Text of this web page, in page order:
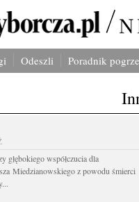
Odeszli Poradnik
głębokiego współczucia dla
Miedzianowskiego z powodu śmierci